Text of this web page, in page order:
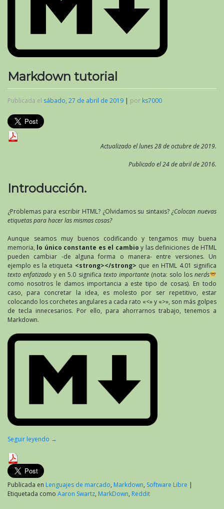
Markdown tutorial
Publicada el sábado, 27 de abril de 2019 | por ks7000
Actualizado el lunes 28 de octubre de 2019.
Publicado el 24 de abril de 2016.
Introducción.
¿Problemas para escribir HTML? ¿Olvidamos su sintaxis?¿Colocan nuevas
etiquetas para hacer las mismas cosas?
Aunque seamos muy buenos codificando y tengamos muy buena
memoria, lo único constante es el cambio y las definiciones de HTML
pueden cambiar -de alguna forma o manera- entre versiones. Un
ejemplo es la etiqueta <strong></strong> que en HTML 4.01 significa
texto enfatizado y en 5.0 significa texto importante(nota: solo losnerds
como nosotros le damos importancia a este tipo de cosas). En todo
caso, para concretar la idea, es molesto por ser repetitivo, estar
colocando los corchetes angulares a cada rato «<» y «>», son más golpes
de tecla innecesarios. Por ello, para ahorrarnos trabajo, tenemos a
Markdown.
Seguir leyendo →
Publicada en Lenguajes de marcado, Markdown, Software Libre
Etiquetada como Aaron Swartz, MarkDown, Reddit